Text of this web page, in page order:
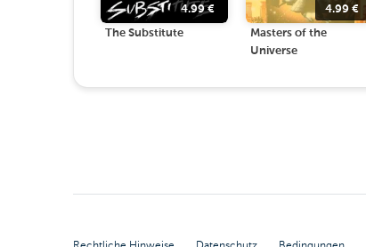
4.99€
The Substitute
4.99 €
Masters of the
Universe